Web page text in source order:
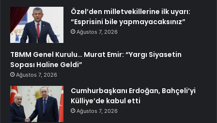
Özel’den milletvekillerine ilk uyarı:
“Esprisini bile yapmayacaksınız”
Ağustos 7, 2026
TBMM Genel Kurulu… Murat Emir: “Yargı Siyasetin
Sopası Haline Geldi”
Ağustos 7, 2026
Cumhurbaşkanı Erdoğan, Bahçeli’yi
Külliye’de kabul etti
Ağustos 7, 2026